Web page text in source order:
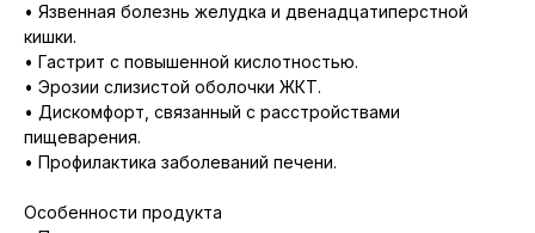
• Язвенная болезнь желудка и двенадцатиперстной
кишки.
• Гастрит с повышенной кислотностью.
• Эрозии слизистой оболочки ЖКТ.
• Дискомфорт, связанный с расстройствами
пищеварения.
• Профилактика заболеваний печени.
Особенности продукта